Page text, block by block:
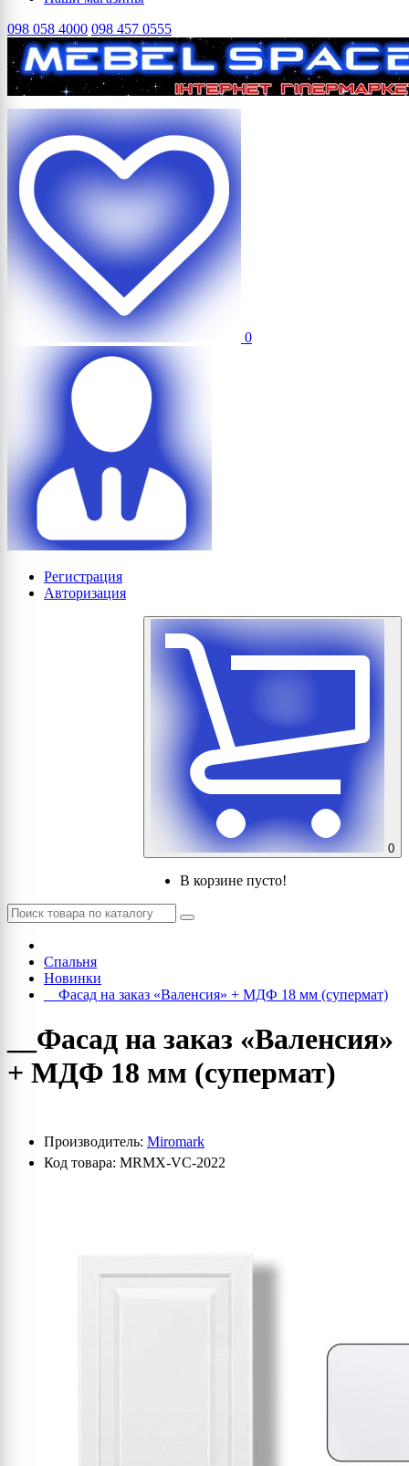
098 058 4000 098 457 0555
0
Регистрация
Авторизация
0
В корзине пусто!
Спальня
Новинки
__Фасад на заказ «Валенсия» + МДФ 18 мм (супермат)
__Фасад на заказ «Валенсия»
+ МДФ 18 мм (супермат)
Производитель: Miromark
Код товара: MRMX-VC-2022